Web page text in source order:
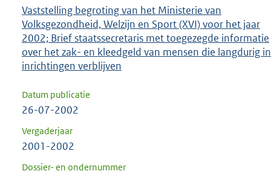
Vaststelling begroting van het Ministerie van
Volksgezondheid, Welzijn en Sport (XVI) voor het jaar
2002; Brief staatssecretaris met toegezegde informatie
over het zak- en kleedgeld van mensen die langdurig in
inrichtingen verblijven
Datum publicatie
26-07-2002
Vergaderjaar
2001-2002
Dossier- en ondernummer